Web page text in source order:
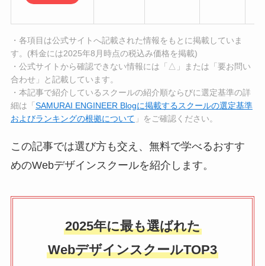
・各項目は公式サイトへ記載された情報をもとに掲載していま
す。(料金には2025年8月時点の税込み価格を掲載)
・公式サイトから確認できない情報には「△」または「要お問い
合わせ」と記載しています。
・本記事で紹介しているスクールの紹介順ならびに選定基準の詳
細は「 SAMURAI ENGINEER Blogに掲載するスクールの選定基準
およびランキングの根拠について 」をご確認ください。
この記事では選び方も交え、無料で学べるおすす
めのWebデザインスクールを紹介します。
2025年に最も選ばれた
WebデザインスクールTOP3